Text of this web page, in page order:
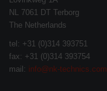
NL 7061 DT Terborg
The Netherlands
tel: +31 (0)314 393751
fax: +31 (0)314 393754
mail: info@nk-technics.com